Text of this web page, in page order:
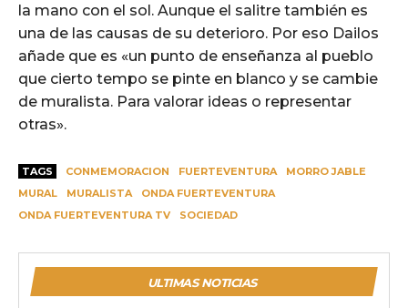
la mano con el sol. Aunque el salitre también es
una de las causas de su deterioro. Por eso Dailos
añade que es «un punto de enseñanza al pueblo
que cierto tempo se pinte en blanco y se cambie
de muralista. Para valorar ideas o representar
otras».
TAGS CONMEMORACION FUERTEVENTURA
MORRO JABLE
MURAL
MURALISTA
ONDA FUERTEVENTURA
ONDA FUERTEVENTURA TV
SOCIEDAD
ULTIMAS NOTICIAS